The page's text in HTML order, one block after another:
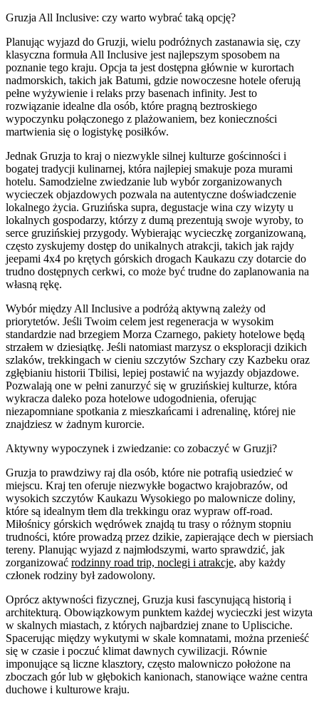
Gruzja All Inclusive: czy warto wybrać taką opcję?
Planując wyjazd do Gruzji, wielu podróżnych zastanawia się, czy
klasyczna formuła All Inclusive jest najlepszym sposobem na
poznanie tego kraju. Opcja ta jest dostępna głównie w kurortach
nadmorskich, takich jak Batumi, gdzie nowoczesne hotele oferują
pełne wyżywienie i relaks przy basenach infinity. Jest to
rozwiązanie idealne dla osób, które pragną beztroskiego
wypoczynku połączonego z plażowaniem, bez konieczności
martwienia się o logistykę posiłków.
Jednak Gruzja to kraj o niezwykle silnej kulturze gościnności i
bogatej tradycji kulinarnej, która najlepiej smakuje poza murami
hotelu. Samodzielne zwiedzanie lub wybór zorganizowanych
wycieczek objazdowych pozwala na autentyczne doświadczenie
lokalnego życia. Gruzińska supra, degustacje wina czy wizyty u
lokalnych gospodarzy, którzy z dumą prezentują swoje wyroby, to
serce gruzińskiej przygody. Wybierając wycieczkę zorganizowaną,
często zyskujemy dostęp do unikalnych atrakcji, takich jak rajdy
jeepami 4x4 po krętych górskich drogach Kaukazu czy dotarcie do
trudno dostępnych cerkwi, co może być trudne do zaplanowania na
własną rękę.
Wybór między All Inclusive a podróżą aktywną zależy od
priorytetów. Jeśli Twoim celem jest regeneracja w wysokim
standardzie nad brzegiem Morza Czarnego, pakiety hotelowe będą
strzałem w dziesiątkę. Jeśli natomiast marzysz o eksploracji dzikich
szlaków, trekkingach w cieniu szczytów Szchary czy Kazbeku oraz
zgłębianiu historii Tbilisi, lepiej postawić na wyjazdy objazdowe.
Pozwalają one w pełni zanurzyć się w gruzińskiej kulturze, która
wykracza daleko poza hotelowe udogodnienia, oferując
niezapomniane spotkania z mieszkańcami i adrenalinę, której nie
znajdziesz w żadnym kurorcie.
Aktywny wypoczynek i zwiedzanie: co zobaczyć w Gruzji?
Gruzja to prawdziwy raj dla osób, które nie potrafią usiedzieć w
miejscu. Kraj ten oferuje niezwykłe bogactwo krajobrazów, od
wysokich szczytów Kaukazu Wysokiego po malownicze doliny,
które są idealnym tłem dla trekkingu oraz wypraw off-road.
Miłośnicy górskich wędrówek znajdą tu trasy o różnym stopniu
trudności, które prowadzą przez dzikie, zapierające dech w piersiach
tereny. Planując wyjazd z najmłodszymi, warto sprawdzić, jak
zorganizować rodzinny road trip, noclegi i atrakcje, aby każdy
członek rodziny był zadowolony.
Oprócz aktywności fizycznej, Gruzja kusi fascynującą historią i
architekturą. Obowiązkowym punktem każdej wycieczki jest wizyta
w skalnych miastach, z których najbardziej znane to Uplisciche.
Spacerując między wykutymi w skale komnatami, można przenieść
się w czasie i poczuć klimat dawnych cywilizacji. Równie
imponujące są liczne klasztory, często malowniczo położone na
zboczach gór lub w głębokich kanionach, stanowiące ważne centra
duchowe i kulturowe kraju.